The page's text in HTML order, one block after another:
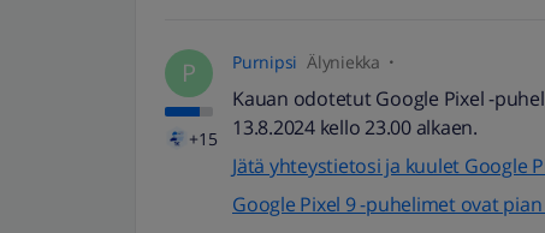
P
+15
Purnipsi Älyniekka
Kauan odotetut Google Pixel -
13.8.2024 kello 23.00 alkaen.
Jätä yhteystietosi ja kuulet Google
Google Pixel 9 -puhelimet ovat